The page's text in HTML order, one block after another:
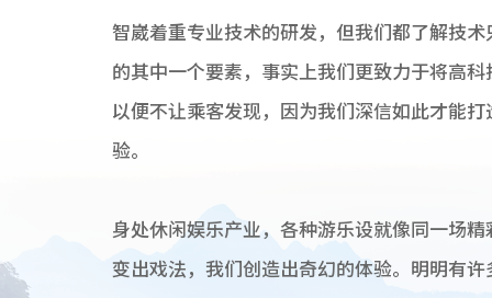
智崴着重专业技术的研发，但我们都了解技
的其中一个要素，事实上我们更致力于将高
以便不让乘客发现，因为我们深信如此才能
验。
身处休闲娱乐产业，各种游乐设就像同一场
变出戏法，我们创造出奇幻的体验。明明有